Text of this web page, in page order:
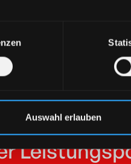
Auswahl erlauben